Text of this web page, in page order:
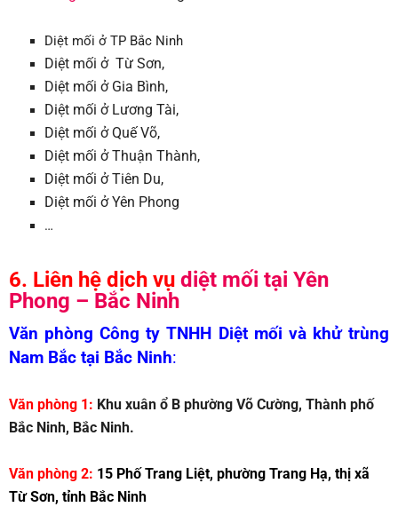
Diệt mối ở TP Bắc Ninh
Diệt mối ở Từ Sơn,
Diệt mối ở Gia Bình,
Diệt mối ở Lương Tài,
Diệt mối ở Quế Võ,
Diệt mối ở Thuận Thành,
Diệt mối ở Tiên Du,
Diệt mối ở Yên Phong
…
6. Liên hệ dịch vụ diệt mối tại Yên
Phong – Bắc Ninh
Văn phòng Công ty TNHH Diệt mối và khử trùng
Nam Bắc tại Bắc Ninh:
Văn phòng 1: Khu xuân ổ B phường Võ Cường, Thành phố
Bắc Ninh, Bắc Ninh.
Văn phòng 2: 15 Phố Trang Liệt, phường Trang Hạ, thị xã
Từ Sơn, tỉnh Bắc Ninh